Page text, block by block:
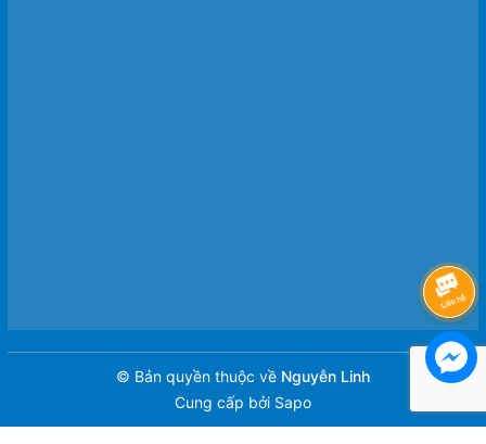
© Bản quyền thuộc về Nguyễn Linh
Cung cấp bởi Sapo